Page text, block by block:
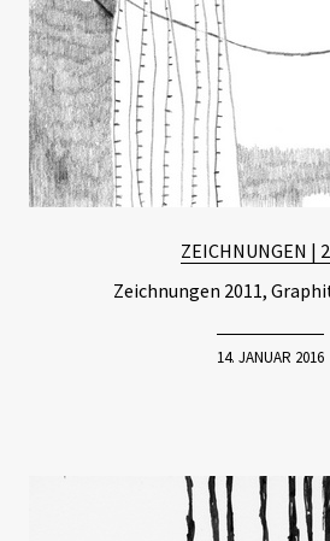
ZEICHNUNGEN |
Zeichnungen 2011,
14. JANUAR 2016